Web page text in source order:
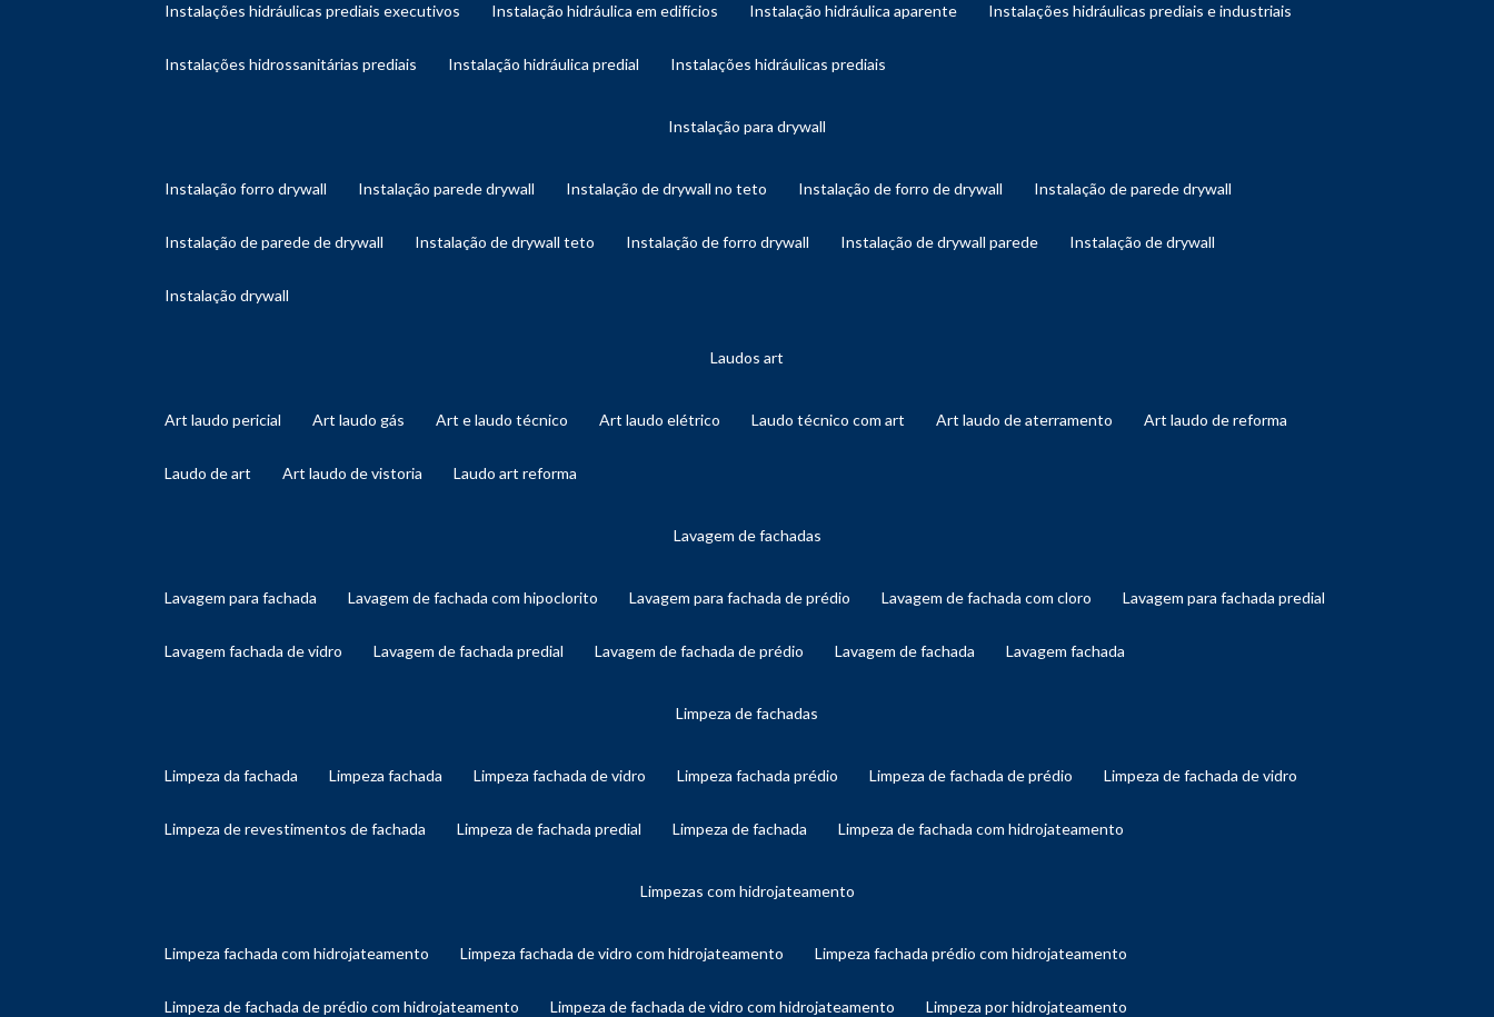
instalações hidráulicas prediais executivos instalação hidráulica em edifícios instalação hidráulica aparente instalações hidráulicas prediais e industriais
instalações hidrossanitárias prediais instalação hidráulica predial instalações hidráulicas prediais
instalação para drywall
instalação forro drywall instalação parede drywall instalação de drywall no teto instalação de forro de drywall instalação de parede drywall
instalação de parede de drywall instalação de drywall teto instalação de forro drywall instalação de drywall parede instalação de drywall
instalação drywall
laudos art
art laudo pericial art laudo gás art e laudo técnico art laudo elétrico laudo técnico com art art laudo de aterramento art laudo de reforma
laudo de art art laudo de vistoria laudo art reforma
lavagem de fachadas
lavagem para fachada lavagem de fachada com hipoclorito lavagem para fachada de prédio lavagem de fachada com cloro lavagem para fachada predial
lavagem fachada de vidro lavagem de fachada predial lavagem de fachada de prédio lavagem de fachada lavagem fachada
limpeza de fachadas
limpeza da fachada limpeza fachada limpeza fachada de vidro limpeza fachada prédio limpeza de fachada de prédio limpeza de fachada de vidro
limpeza de revestimentos de fachada limpeza de fachada predial limpeza de fachada limpeza de fachada com hidrojateamento
limpezas com hidrojateamento
limpeza fachada com hidrojateamento limpeza fachada de vidro com hidrojateamento limpeza fachada prédio com hidrojateamento
limpeza de fachada de prédio com hidrojateamento limpeza de fachada de vidro com hidrojateamento limpeza por hidrojateamento